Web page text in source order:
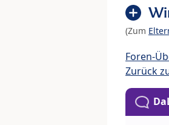
(Zum
Foren-
Zurück